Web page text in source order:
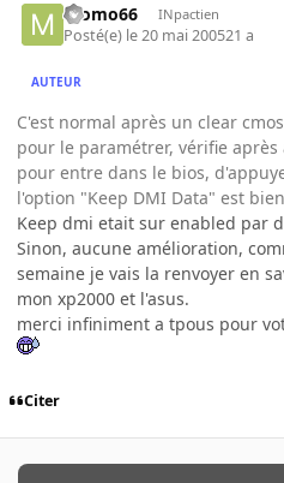
momo66 INpactien
Posté(e) le 20 mai 200521 a
AUTEUR
C'est normal après un clear
pour le paramétrer, vérifie
pour entre dans le bios,
l'option "Keep DMI Data" est
Keep dmi etait sur enabled par
Sinon, aucune amélioration,
semaine je vais la renvoyer en
mon xp2000 et l'asus.
merci infiniment a tpous pour
Citer